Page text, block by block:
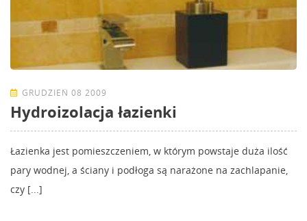
GRUDZIEŃ 08 2009
Hydroizolacja łazienki
Łazienka jest pomieszczeniem, w którym powstaje duża ilość
pary wodnej, a ściany i podłoga są narażone na zachlapanie,
czy [...]